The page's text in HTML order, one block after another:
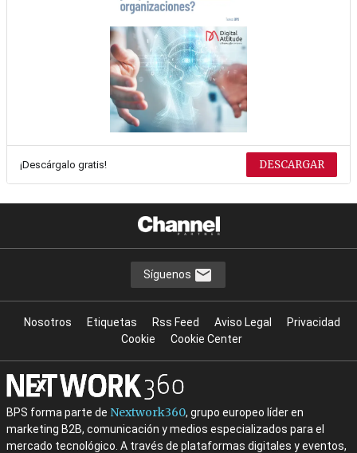
¡Descárgalo gratis! DESCARGAR
Síguenos
Nosotros Etiquetas Rss Feed Aviso Legal
Privacidad
Cookie
Cookie Center
BPS forma parte de Nextwork360, grupo europeo líder en
marketing B2B, comunicación y medios especializados para el
mercado tecnológico. A través de plataformas digitales y eventos,